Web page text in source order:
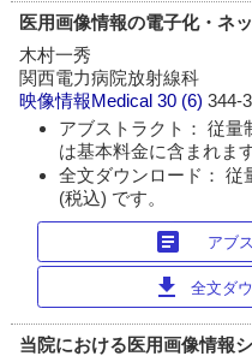
医用画像情報の電子化・ネ
木村一秀
関西電力病院放射線科
映像情報Medical 30 (6)344-
アブストラクト： 従量
は基本料金に含まれます
全文ダウンロード： 従
(税込) です。
article アブ
download 全文ダ
当院における医用画像情報